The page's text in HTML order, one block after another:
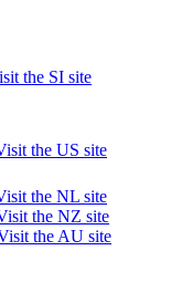
the SI site
the US site
the NL site
the NZ site
the AU site